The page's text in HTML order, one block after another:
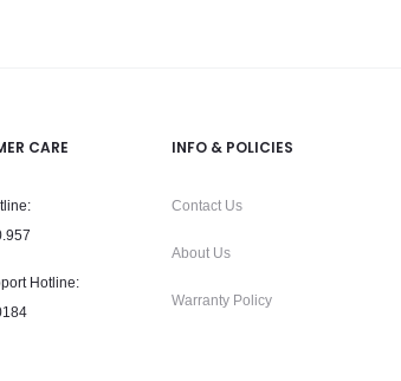
CARE
Hotline:
INFO & POLICIES
Contact Us
About Us
Warranty Policy